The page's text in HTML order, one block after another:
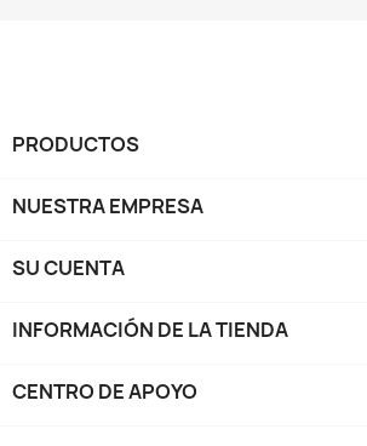
PRODUCTOS
NUESTRA EMPRESA
SU CUENTA
INFORMACIÓN DE LA TIENDA
CENTRO DE APOYO